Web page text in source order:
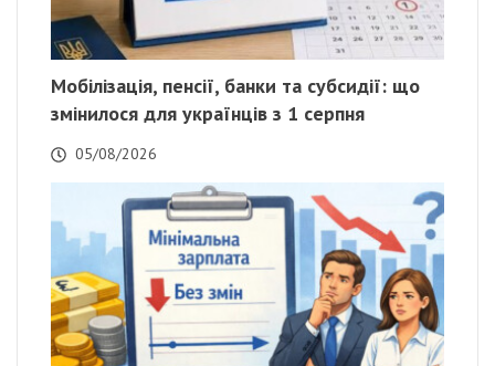
Мобілізація, пенсії, банки та субсидії: що
змінилося для українців з 1 серпня
05/08/2026